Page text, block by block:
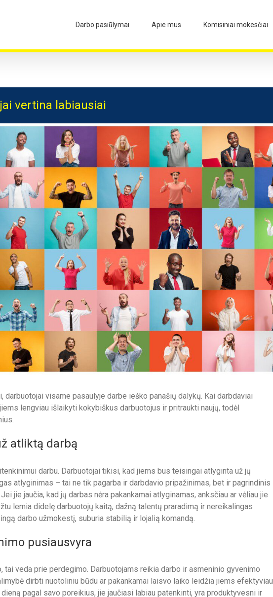
Darbo pasiūlymai Apie mus Komisiniai mokesčiai
vertina labiausiai
visame pasaulyje darbe ieško panašių dalykų. Kai darbdaviai
lengviau išlaikyti kokybiškus darbuotojus ir pritraukti naujų, todėl
atliktą darbą
darbu. Darbuotojai tikisi, kad jiems bus teisingai atlyginta už jų
atlyginimas – tai ne tik pagarba ir darbdavio pripažinimas, bet ir pagrindinis
jie jaučia, kad jų darbas nėra pakankamai atlyginamas, anksčiau ar vėliau jie
lemia didelę darbuotojų kaitą, dažną talentų praradimą ir nereikalingas
darbo užmokestį, suburia stabilią ir lojalią komandą.
pusiausvyra
tai veda prie perdegimo. Darbuotojams reikia darbo ir asmeninio gyvenimo
dirbti nuotoliniu būdu ar pakankamai laisvo laiko leidžia jiems efektyviau
pagal savo poreikius, jie jaučiasi labiau patenkinti, yra produktyvesni ir